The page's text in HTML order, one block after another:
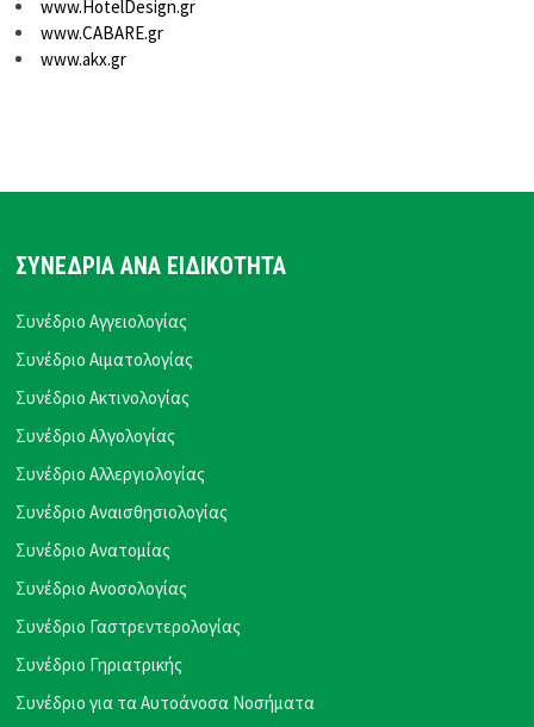
www.HotelDesign.gr
www.CABARE.gr
www.akx.gr
ΣΥΝΕΔΡΙΑ ΑΝΑ ΕΙΔΙΚΟΤΗΤΑ
Συνέδριο Αγγειολογίας
Συνέδριο Αιματολογίας
Συνέδριο Ακτινολογίας
Συνέδριο Αλγολογίας
Συνέδριο Αλλεργιολογίας
Συνέδριο Αναισθησιολογίας
Συνέδριο Ανατομίας
Συνέδριο Ανοσολογίας
Συνέδριο Γαστρεντερολογίας
Συνέδριο Γηριατρικής
Συνέδριο για τα Αυτοάνοσα Νοσήματα